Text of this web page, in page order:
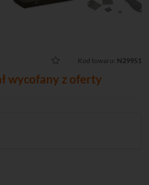
Kod towaru: N29951
wycofany z oferty